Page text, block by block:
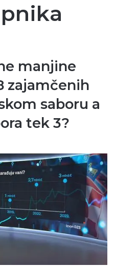
manjine
zajamčenih
saboru a
tek 3?